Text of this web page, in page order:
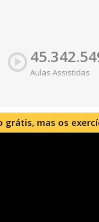
Aulas Assistidas
grátis, mas os